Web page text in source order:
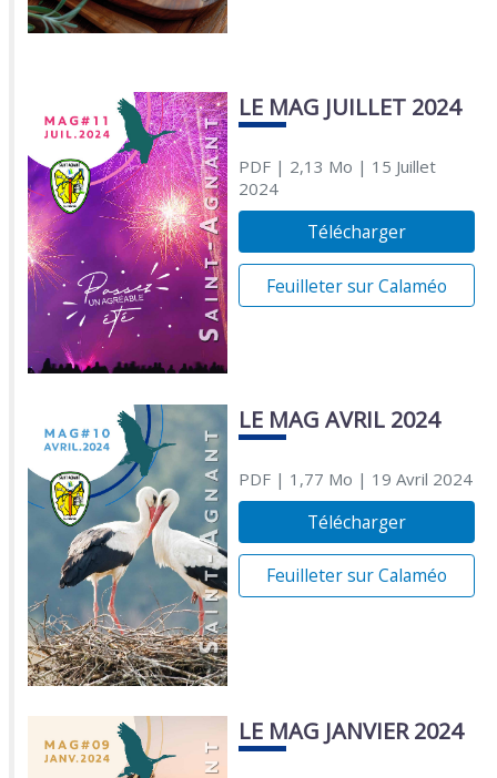
LE MAG JUILLET 2024
PDF| 2,13 Mo | 15 Juillet
2024
Télécharger
Feuilleter sur Calaméo
LE MAG AVRIL 2024
PDF| 1,77 Mo | 19 Avril 2024
Télécharger
Feuilleter sur Calaméo
LE MAG JANVIER 2024